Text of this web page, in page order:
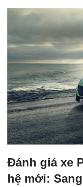
Đánh giá xe
hệ mới: